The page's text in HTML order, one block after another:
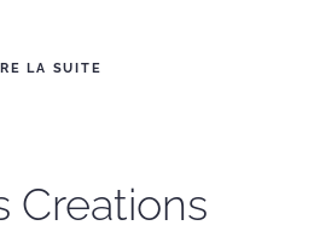
LA SUITE
Creations